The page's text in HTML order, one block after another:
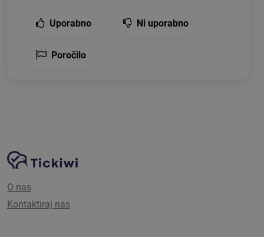
Uporabno Ni uporabno
Poročilo
Navigacija spletnega mesta
Platforma Tickiwi
O nas
Kontaktiraj nas